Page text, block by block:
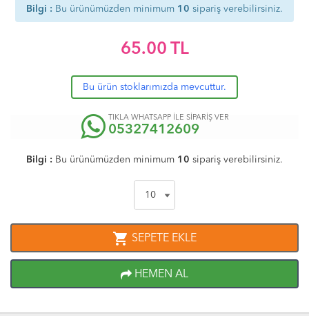
Bilgi : Bu ürünümüzden minimum 10 sipariş verebilirsiniz.
65.00 TL
Bu ürün stoklarımızda mevcuttur.
TIKLA WHATSAPP İLE SİPARİŞ VER
05327412609
Bilgi : Bu ürünümüzden minimum 10 sipariş verebilirsiniz.
shopping_cart SEPETE EKLE
HEMEN AL